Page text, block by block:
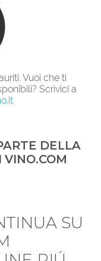
Vuoi che ti
Scrivici a
DELLA
SU